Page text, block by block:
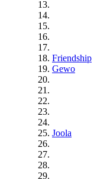
Friendship
Gewo
Joola